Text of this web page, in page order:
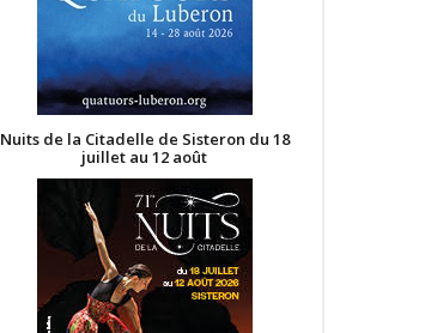
Nuits de la Citadelle de Sisteron du 18
juillet au 12 août